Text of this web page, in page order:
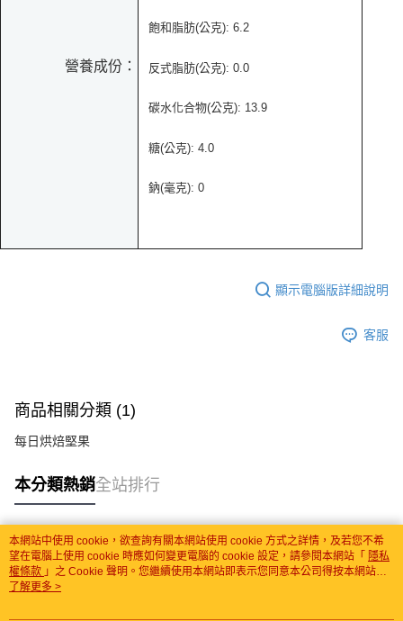
營養成份：
飽和脂肪(公克): 6.2
反式脂肪(公克): 0.0
碳水化合物(公克): 13.9
糖(公克): 4.0
鈉(毫克): 0
顯示電腦版詳細說明
客服
商品相關分類 (1)
每日烘焙堅果
本分類熱銷全站排行
熱門標籤
本網站中使用 cookie，欲查詢有關本網站使用 cookie 方式之詳情，及若您不希
望在電腦上使用 cookie 時應如何變更電腦的 cookie 設定，請參閱本網站「 隱私
權條款 」之 Cookie 聲明。您繼續使用本網站即表示您同意本公司得按本網站使
用條款之 Cookie 聲明使用 cookie。
了解更多 >